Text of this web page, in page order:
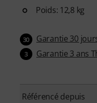
Poids: 12,8 kg
30 Garantie 30
3 Garantie 3 ans
Référencé depuis